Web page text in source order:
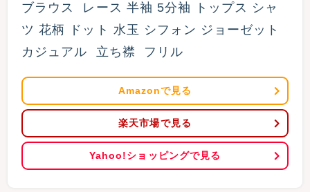
ブラウス  レース 半袖 5分袖 トップス シャ
ツ 花柄 ドット 水玉 シフォン ジョーゼット
カジュアル  立ち襟  フリル
Amazonで見る
楽天市場で見る
Yahoo!ショッピングで見る